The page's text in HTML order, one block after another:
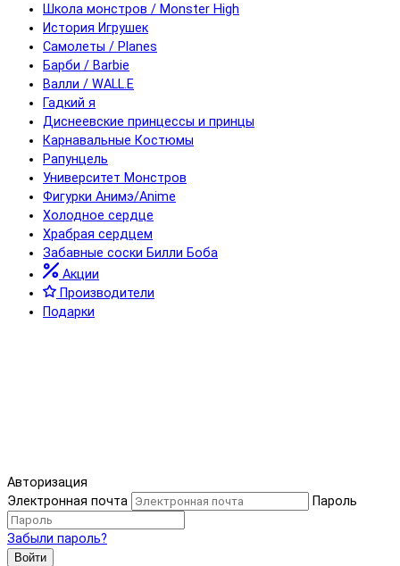
Школа монстров / Monster High
История Игрушек
Самолеты / Planes
Барби / Barbie
Валли / WALL.E
Гадкий я
Диснеевские принцессы и принцы
Карнавальные Костюмы
Рапунцель
Университет Монстров
Фигурки Анимэ/Anime
Холодное сердце
Храбрая сердцем
Забавные соски Билли Боба
Акции
Производители
Подарки
Авторизация
Электронная почта
Пароль
Забыли пароль?
Войти